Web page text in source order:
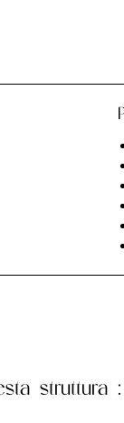
struttura :